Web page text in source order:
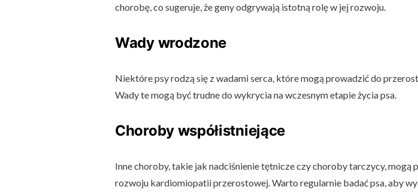
chorobę, co sugeruje, że geny odgrywają istotną rolę w jej rozwoju.
Wady wrodzone
Niektóre psy rodzą się z wadami serca, które mogą prowadzić do
Wady te mogą być trudne do wykrycia na wczesnym etapie życia psa.
Choroby współistniejące
Inne choroby, takie jak nadciśnienie tętnicze czy choroby tarczycy, mogą
rozwoju kardiomiopatii przerostowej. Warto regularnie badać psa, aby